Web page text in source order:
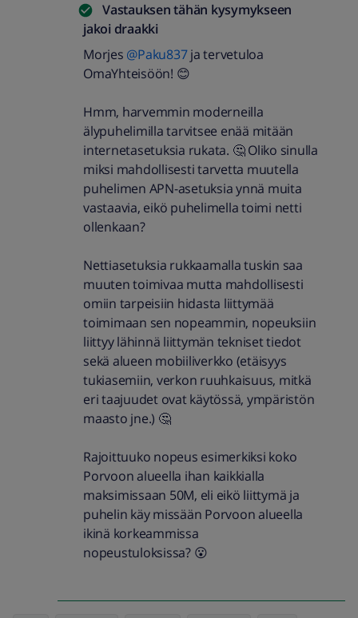
Vastauksen tähän kysymykseen
jakoi draakki
Morjes @Paku837ja tervetuloa
OmaYhteisöön! 😊
Hmm, harvemmin moderneilla
älypuhelimilla tarvitsee enää mitään
internetasetuksia rukata. 🤔 Oliko sinulla
miksi mahdollisesti tarvetta muutella
puhelimen APN-asetuksia ynnä muita
vastaavia, eikö puhelimella toimi netti
ollenkaan?
Nettiasetuksia rukkaamalla tuskin saa
muuten toimivaa mutta mahdollisesti
omiin tarpeisiin hidasta liittymää
toimimaan sen nopeammin, nopeuksiin
liittyy lähinnä liittymän tekniset tiedot
sekä alueen mobiiliverkko (etäisyys
tukiasemiin, verkon ruuhkaisuus, mitkä
eri taajuudet ovat käytössä, ympäristön
maasto jne.) 🤔
Rajoittuuko nopeus esimerkiksi koko
Porvoon alueella ihan kaikkialla
maksimissaan 50M, eli eikö liittymä ja
puhelin käy missään Porvoon alueella
ikinä korkeammissa
nopeustuloksissa? 😮